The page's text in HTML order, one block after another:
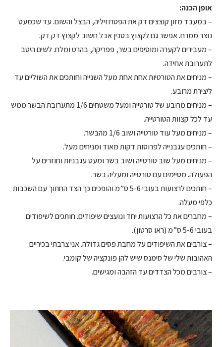
אופן הכנה:
– במעבד מזון קוצצים דק את הפטרוזיליה, הבצל והשום. עד שכמעט
נוצר ממרח. אפשר גם לקצוץ בסכין אבל חשוב לקצוץ דק דק.
– מעבירים לקערה ומוסיפים בשר, פפריקה, בהרט ומלח. לשים היטב
לתערובת אחידה.
– מניחים את הטורטיות אחת אחת מעל השנייה וחותכים את השוליים עד
ליצירת מרובע.
– מניחים מרובע של טורטייה ומעל משטחים 1/6 מתערובת הבשר ממש
עד לכל קצוות הטורטייה.
– מניחים מעל עוד טורטייה ושוב 1/6 מהבשר.
– חותכים עגבנייה לפרוסות דקות מאוד ומניחים מעל.
– מניחים מעל שוב טורטייה ושוב בשר ומעט עגבניות וחוזרים על
הפעולה. מסיימים עם טורטייה ומעליה בשר.
– חותכים לרצועות בעובי 5-6 ס”מ והופכים כך הצד החתוך עם השכבות
כלפי מעלה.
– מחברים את כל הרצועות יחד ונועצים שיפודים. חותכים לשיפודים
בעובי 5-6 ס”מ (ראו סרטון).
– צורבים את השיפודים על מחבת פסים גדולה. אני צרבתי בכיריים
האהובות שלי של סימנס שיש להן פונקציה של קומבי.
– צורבים מכל הצדדים עד הזהבה ומגישים.